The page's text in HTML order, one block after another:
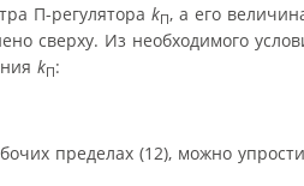
П-регулятора kП, а его
сверху. Из необходимого
kП:
пределах (12), можно